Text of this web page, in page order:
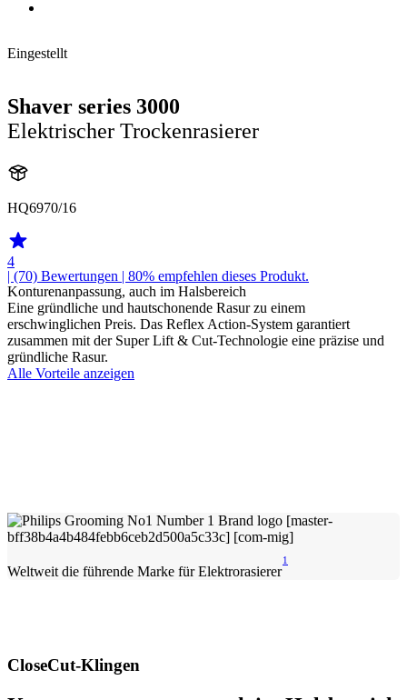
Eingestellt
Shaver series 3000
Elektrischer Trockenrasierer
HQ6970/16
4
| (70) Bewertungen | 80% empfehlen dieses Produkt.
Konturenanpassung, auch im Halsbereich
Eine gründliche und hautschonende Rasur zu einem
erschwinglichen Preis. Das Reflex Action-System garantiert
zusammen mit der Super Lift & Cut-Technologie eine präzise und
gründliche Rasur.
Alle Vorteile anzeigen
Weltweit die führende Marke für Elektrorasierer
1
CloseCut-Klingen